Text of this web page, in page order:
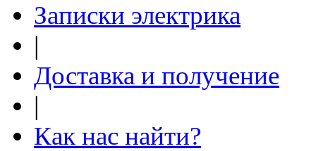
Записки электрика
|
Доставка и получение
|
Как нас найти?